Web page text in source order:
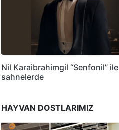
Nil Karaibrahimgil “Senfonil” ile
sahnelerde
HAYVAN DOSTLARIMIZ